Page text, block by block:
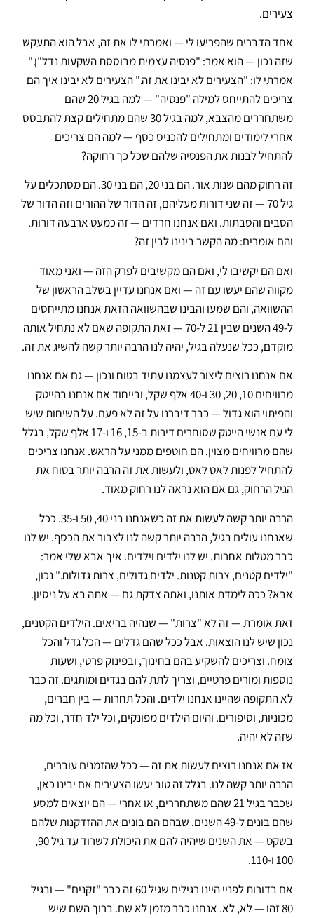
צעירים.
אחד הדברים שהפריעו לי — ואמרתי לו את זה, אבל הוא התעקש
שזה נכון — הוא אמר: "פנסיה עצמית מבוססת השקעות נדל"ן."
אמרתי לו: "הצעירים לא יבינו את זה." הצעירים לא יבינו איך הם
צריכים להתייחס למילה "פנסיה" — למה בגיל 20 שהם
משתחררים מהצבא, למה בגיל 30 שהם מתחילים קצת להתבסס
אחרי לימודים ומתחילים להכניס כסף — למה הם צריכים
להתחיל לבנות את הפנסיה שלהם שכל כך רחוקה?
זה רחוק מהם שנות אור. הם בני 20, הם בני 30. הם מסתכלים על
גיל 70 — זה שני דורות מעליהם, זה הדור של ההורים וזה הדור של
הסבים והסבתות. ואם אנחנו חרדים — זה כמעט ארבעה דורות.
והם אומרים: מה הקשר בינינו לבין זה?
ואם הם יקשיבו לי, ואם הם מקשיבים לפרק הזה — ואני מאוד
מקווה שהם יעשו עם זה — ואם אנחנו עדיין בשלב הראשון של
ההשוואה, והם שמעו והבינו שבהשוואה הזאת אנחנו מתייחסים
ל-49 השנים שבין 21 ל-70 — זאת התקופה שאם לא נתחיל אותה
מוקדם, ככל שנעלה בגיל, יהיה לנו הרבה יותר קשה להשיג את זה.
אם אנחנו רוצים ליצור לעצמנו עתיד בטוח ונכון — גם אם אנחנו
מרוויחים 10, 20, 30 ו-40 אלף שקל, ובייחוד אם אנחנו בהייטק
והפיתוי הוא גדול — כבר דיברנו על זה לא פעם. על השיחות שיש
לי עם אנשי הייטק שסוחרים דירות ב-15, 16 ו-17 אלף שקל, בגלל
שהם מרוויחים מצוין. הם חוטפים ממני על הראש. אנחנו צריכים
להתחיל לפנות לאט לאט, ולעשות את זה הרבה יותר בטוח את
הגיל הרחוק, גם אם הוא נראה לנו רחוק מאוד.
הרבה יותר קשה לעשות את זה כשאנחנו בני 40, 50 ו-35. ככל
שאנחנו עולים בגיל, הרבה יותר קשה לנו לצבור את הכסף. יש לנו
כבר מטלות אחרות. יש לנו ילדים וילדים. איך אבא שלי אמר:
"ילדים קטנים, צרות קטנות. ילדים גדולים, צרות גדולות." נכון,
אבא? ככה לימדת אותנו, ואתה צדקת גם — אתה בא על ניסיון.
זאת אומרת — זה לא "צרות" — שנהיה בריאים. הילדים הקטנים,
נכון שיש לנו הוצאות. אבל ככל שהם גדלים — הכל גדל והכל
צומח. וצריכים להשקיע בהם בחינוך, ובפינוק פרטי, ושעות
נוספות ומורים פרטיים, וצריך לתת להם בגדים ומותגים. זה כבר
לא התקופה שהיינו אנחנו ילדים. והכל תחרות — בין חברים,
מכוניות, וסיפורים. והיום הילדים מפונקים, וכל ילד חדר, וכל מה
שזה לא יהיה.
אז אם אנחנו רוצים לעשות את זה — ככל שהזמנים עוברים,
הרבה יותר קשה לנו. בגלל זה טוב יעשו הצעירים אם יבינו כאן,
שכבר בגיל 21 שהם משתחררים, או אחרי — הם יוצאים למסע
שהם בונים ל-49 השנים. שבהם הם בונים את ההזדקנות שלהם
בשקט — את השנים שיהיה להם את היכולת לשרוד עד גיל 90,
100 ו-110.
אם בדורות לפניי היינו רגילים שגיל 60 זה כבר "זקנים" — ובגיל
80 זהו — לא, לא. אנחנו כבר מזמן לא שם. ברוך השם שיש